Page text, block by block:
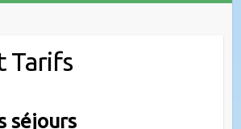
Tarifs
séjours